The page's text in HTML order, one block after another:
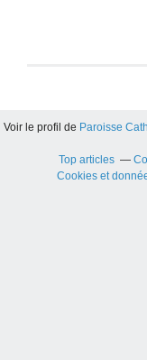
Voir le profil de Paroisse
Top articles
Cookies et